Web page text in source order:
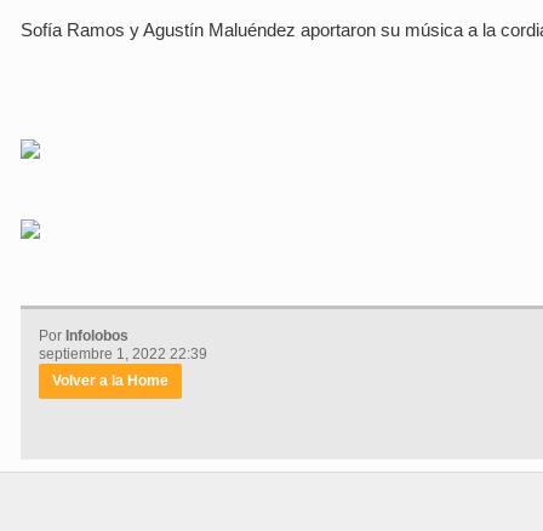
Sofía Ramos y Agustín Maluéndez aportaron su música a la
Por Infolobos
septiembre 1, 2022 22:39
Volver a la Home